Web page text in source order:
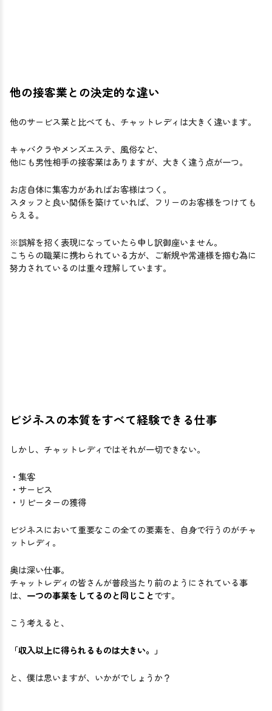
他の接客業との決定的な違い
他のサービス業と比べても、チャットレディは大きく違います。
キャバクラやメンズエステ、風俗など、
他にも男性相手の接客業はありますが、大きく違う点が一つ。
お店自体に集客力があればお客様はつく。
スタッフと良い関係を築けていれば、フリーのお客様をつけても
らえる。
※誤解を招く表現になっていたら申し訳御座いません。
こちらの職業に携わられている方が、ご新規や常連様を掴む為に
努力されているのは重々理解しています。
ビジネスの本質をすべて経験できる仕事
しかし、チャットレディではそれが一切できない。
・集客
・サービス
・リピーターの獲得
ビジネスにおいて重要なこの全ての要素を、自身で行うのがチャ
ットレディ。
奥は深い仕事。
チャットレディの皆さんが普段当たり前のようにされている事
は、 一つの事業をしてるのと同じことです。
こう考えると、
「収入以上に得られるものは大きい。」
と、僕は思いますが、いかがでしょうか？